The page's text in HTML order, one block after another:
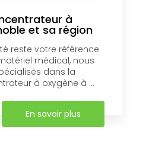
à
et sa région
reste votre référence
médical, nous
dans la
à oxygène à ...
En savoir plus